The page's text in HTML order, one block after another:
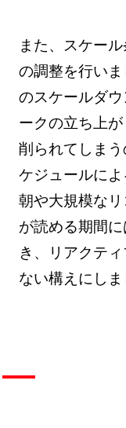
また、スケー
の調整を行い
のスケールダ
ークの立ち上
削られてしま
ケジュールに
朝や大規模な
が読める期間
き、リアクテ
ない構えにしま